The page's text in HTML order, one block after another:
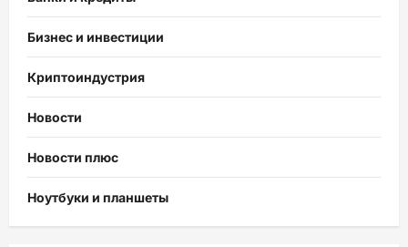
Бизнес и инвестиции
Криптоиндустрия
Новости
Новости плюс
Ноутбуки и планшеты